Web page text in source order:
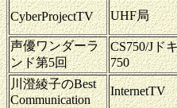
CyberProjectTV UHF局
声優ワンダーラ
ンド第5回
CS750/Jド
750
川澄綾子のBest
Communication
InternetTV